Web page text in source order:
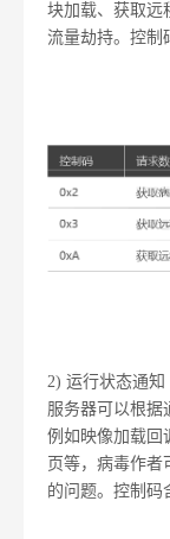
块加载、获取远
流量劫持。控制
2) 运行状态通知
服务器可以根据
例如映像加载回
页等，病毒作者
的问题。控制码